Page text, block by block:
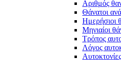
Αριθμός
Θάνατοι
Ημερήσιοι
Μηνιαίοι
Τρόπος
Λόγος